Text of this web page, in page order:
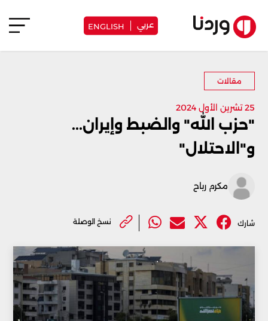
عربي ENGLISH
مقالات
25 تشرين الأول 2024
"حزب الله" والضبط وإيران...
و"الاحتلال"
مكرم رباح
شارك نسخ الوصلة